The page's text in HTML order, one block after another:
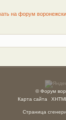
на форум
© Форум
Карта сайта
Страница